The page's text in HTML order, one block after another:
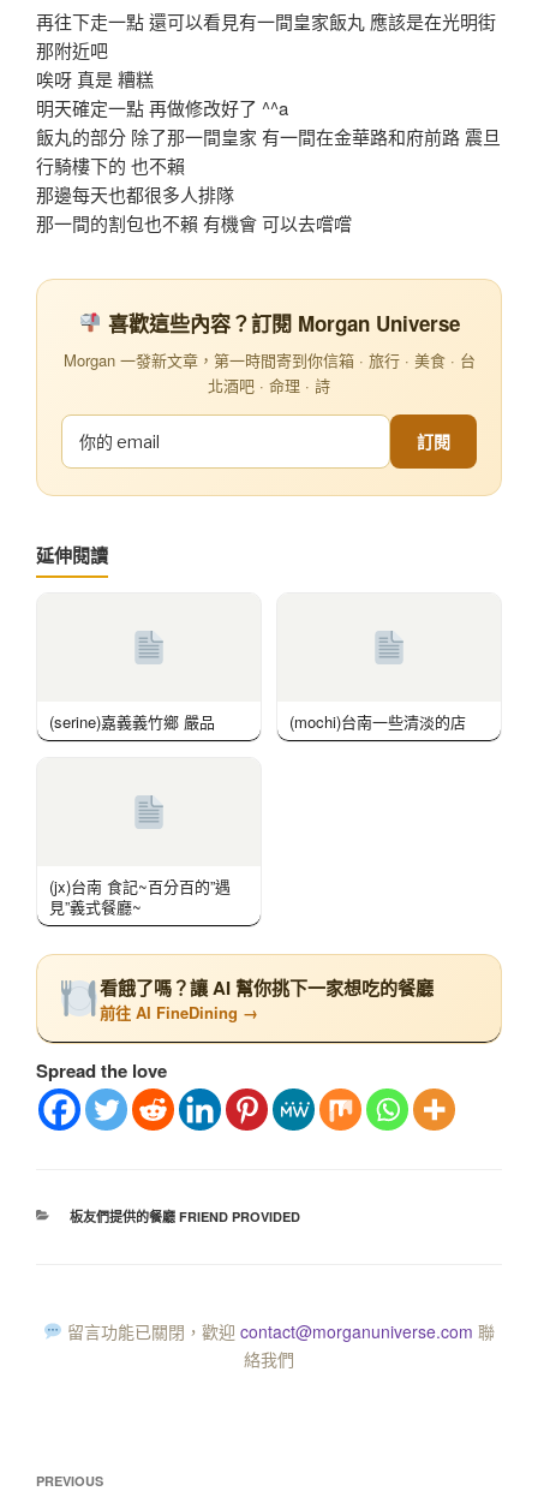
再往下走一點 還可以看見有一間皇家飯丸 應該是在光明街
那附近吧
唉呀 真是 糟糕
明天確定一點 再做修改好了 ^^a
飯丸的部分 除了那一間皇家 有一間在金華路和府前路 震旦
行騎樓下的 也不賴
那邊每天也都很多人排隊
那一間的割包也不賴 有機會 可以去嚐嚐
喜歡這些內容？訂閱 Morgan Universe
Morgan 一發新文章，第一時間寄到你信箱 · 旅行 · 美食 · 台
北酒吧 · 命理 · 詩
訂閱
延伸閱讀
(serine)嘉義義竹鄉 嚴品 (mochi)台南一些清淡的店
(jx)台南 食記~百分百的”遇
見”義式餐廳~
看餓了嗎？讓 AI 幫你挑下一家想吃的餐廳
前往 AI FineDining →
Spread the love
板友們提供的餐廳 FRIEND PROVIDED
留言功能已關閉，歡迎 contact@morganuniverse.com 聯
絡我們
PREVIOUS